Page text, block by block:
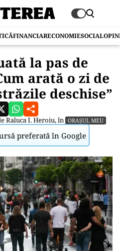
FINANCIARECONOMIESOCIAL
la pas de
arată o zi de
deschise”
Raluca I. Heroiu, în ORAȘUL MEU
preferată în Google